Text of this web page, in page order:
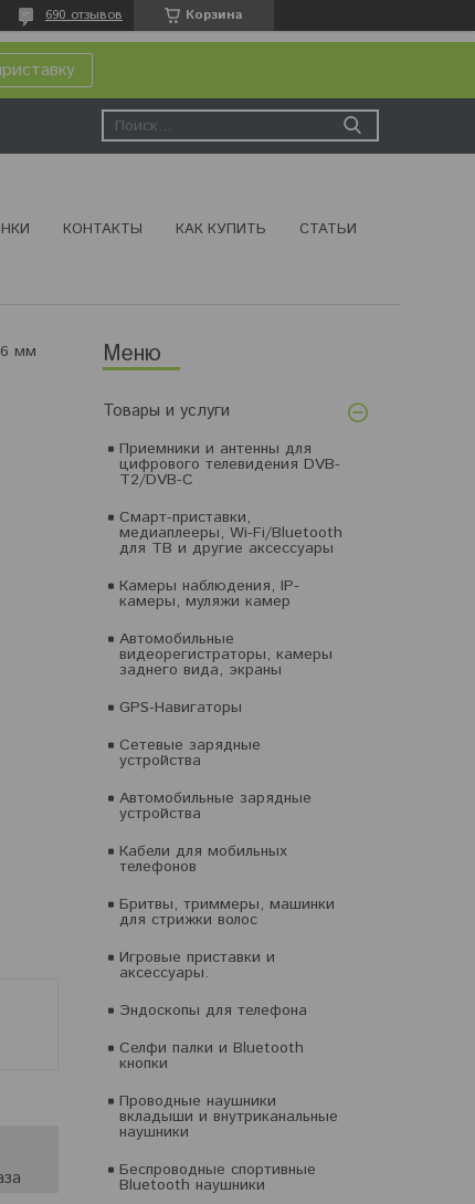
Корзина
690 отзывов
КОНТАКТЫ КАК КУПИТЬ СТАТЬИ
Товары и услуги
Приемники и антенны для
цифрового телевидения DVB-
T2/DVB-C
Смарт-приставки,
медиаплееры, Wi-Fi/Bluetooth
для ТВ и другие аксессуары
Камеры наблюдения, IP-
камеры, муляжи камер
Автомобильные
видеорегистраторы, камеры
заднего вида, экраны
GPS-Навигаторы
Сетевые зарядные
устройства
Автомобильные зарядные
устройства
Кабели для мобильных
телефонов
Бритвы, триммеры, машинки
для стрижки волос
Игровые приставки и
аксессуары.
Эндоскопы для телефона
Селфи палки и Bluetooth
кнопки
Проводные наушники
вкладыши и внутриканальные
наушники
Беспроводные спортивные
Bluetooth наушники
мм